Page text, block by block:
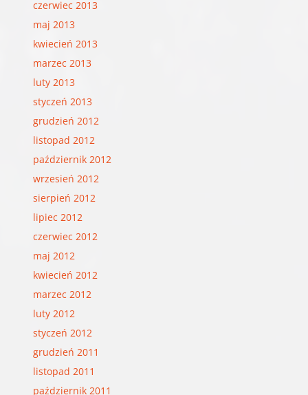
czerwiec 2013
maj 2013
kwiecień 2013
marzec 2013
luty 2013
styczeń 2013
grudzień 2012
listopad 2012
październik 2012
wrzesień 2012
sierpień 2012
lipiec 2012
czerwiec 2012
maj 2012
kwiecień 2012
marzec 2012
luty 2012
styczeń 2012
grudzień 2011
listopad 2011
październik 2011